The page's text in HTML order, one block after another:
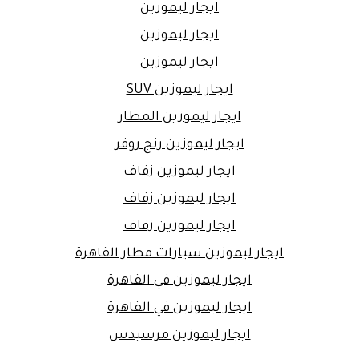
ايجار ليموزين
ايجار ليموزين
ايجار ليموزين
ايجار ليموزين SUV
ايجار ليموزين المطار
ايجار ليموزين رنج روفر
ايجار ليموزين زفاف
ايجار ليموزين زفاف
ايجار ليموزين زفاف
ايجار ليموزين سيارات مطار القاهرة
ايجار ليموزين في القاهرة
ايجار ليموزين في القاهرة
ايجار ليموزين مرسيدس